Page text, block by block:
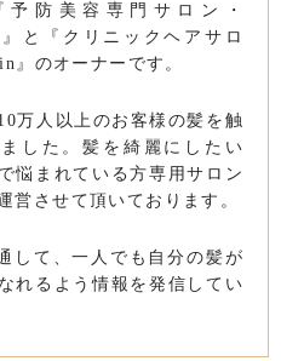
予防美容専門サロン・
』と『クリニックヘアサロ
』のオーナーです。
万人以上のお客様の髪を触
した。髪を綺麗にしたい
悩まれている方専用サロン
営させて頂いております。
して、一人でも自分の髪が
れるよう情報を発信してい